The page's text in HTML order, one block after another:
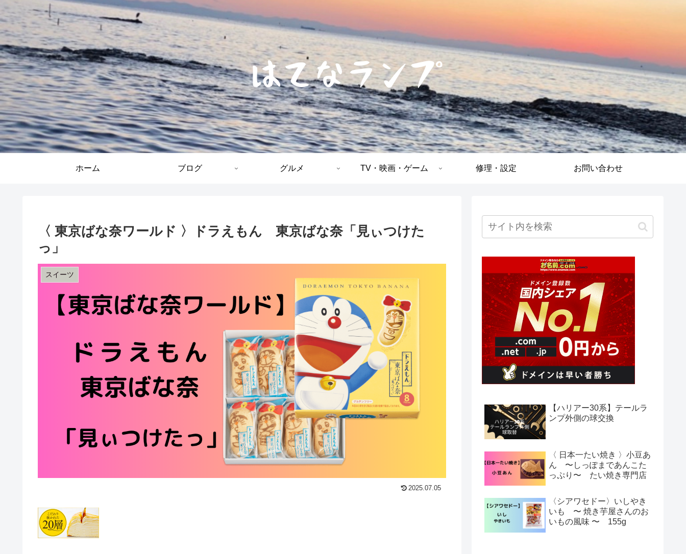
ホーム ブログ グルメ TV・映画・ゲーム 修理・設定 お問い合わせ
〈 東京ばな奈ワールド 〉ドラえもん 東京ばな奈「見ぃつけた
っ」
スイーツ
2025.07.05
【ハリアー30系】テールラ
ンプ外側の球交換
〈 日本一たい焼き 〉小豆あ
ん 〜しっぽまであんこた
っぷり〜 たい焼き専門店
〈シアワセドー〉いしやき
いも 〜 焼き芋屋さんのお
いもの風味 〜 155g